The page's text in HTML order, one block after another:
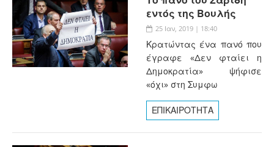
εντός της Βουλής
25 Ιαν, 2019 | 18:40
Κρατώντας ένα πανό που
έγραφε «Δεν φταίει η
Δημοκρατία» ψήφισε
«όχι» στη Συμφω
ΕΠΙΚΑΙΡΟΤΗΤΑ